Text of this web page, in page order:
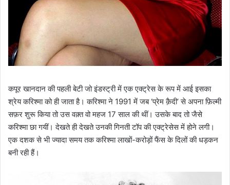
कपूर खानदान की पहली बेटी जो इंडस्ट्री में एक एक्ट्रेस के रूप में आई इसका
श्रेय करिश्मा को ही जाता है। करिश्मा ने 1991 में जब ‘प्रेम क़ैदी’ से अपना फ़िल्मी
सफ़र शुरू किया तो उस वक़्त वो महज 17 साल की थीं। उसके बाद तो जैसे
करिश्मा छा गयीं। देखते ही देखते उनकी गिनती टॉप की एक्ट्रेसेस में होने लगी।
एक दशक से भी ज्यादा समय तक करिश्मा लाखों-करोड़ों फैंस के दिलों की धड़कन
बनी रही हैं।